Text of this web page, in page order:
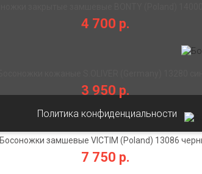
4 700 р.
3 950 р.
Босоножки замшевые VICTIM (Poland) 13086
7 750 р.
Политика конфиденциальности